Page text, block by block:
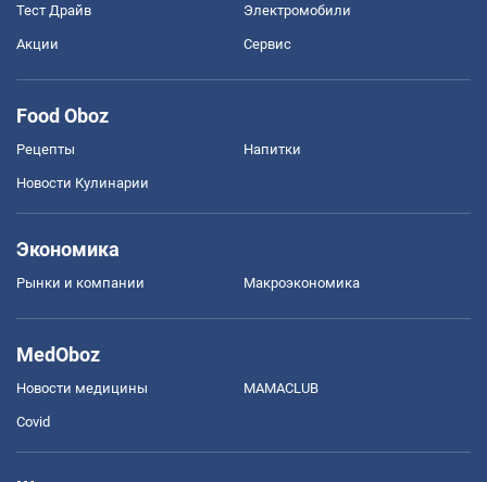
Тест Драйв Электромобили
Акции Сервис
Food Oboz
Рецепты Напитки
Новости Кулинарии
Экономика
Рынки и компании Mакроэкономика
MedOboz
Новости медицины MAMACLUB
Covid